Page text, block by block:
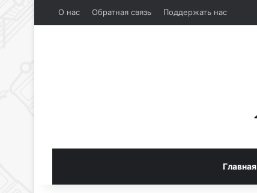
О нас Обратная связь Поддержать нас
Главная